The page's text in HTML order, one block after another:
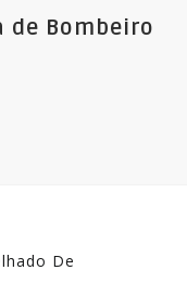
de Bombeiro
De